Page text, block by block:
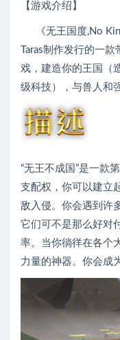
【游戏介绍】
《无王国度,No
Taras制作发行的一
戏，建造你的王国（
级科技），与兽人和
“无王不成国”是一款
支配权，你可以建立
敌入侵。你会遇到许
它们可不是那么好对
率。当你徜徉在各个
力量的神器。你会成